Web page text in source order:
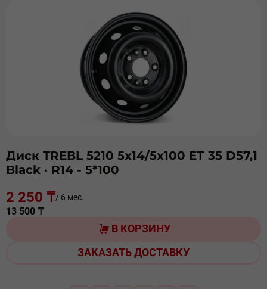
Диск TREBL 5210 5х14/5х100 ЕТ 35 D57,1
Black · R14 - 5*100
2 250 ₸/ 6 мес.
13 500 ₸
В КОРЗИНУ
ЗАКАЗАТЬ ДОСТАВКУ